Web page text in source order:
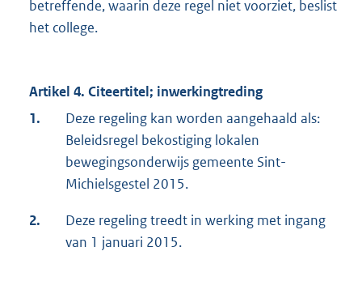
betreffende, waarin deze regel niet voorziet, beslist
het college.
Artikel 4. Citeertitel; inwerkingtreding
1.
Deze regeling kan worden aangehaald als:
Beleidsregel bekostiging lokalen
bewegingsonderwijs gemeente Sint-
Michielsgestel 2015.
2.
Deze regeling treedt in werking met ingang
van 1 januari 2015.